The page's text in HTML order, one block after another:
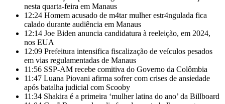
nesta quarta-feira em Manaus
12:24 Homem acusado de m4tar mulher estr4ngulada fica
calado durante audiência em Manaus
12:14 Joe Biden anuncia candidatura à reeleição, em 2024,
nos EUA
12:09 Prefeitura intensifica fiscalização de veículos pesados
em vias regulamentadas de Manaus
11:56 SSP-AM recebe comitiva do Governo da Colômbia
11:47 Luana Piovani afirma sofrer com crises de ansiedade
após batalha judicial com Scooby
11:34 Shakira é a primeira ‘mulher latina do ano’ da Billboard